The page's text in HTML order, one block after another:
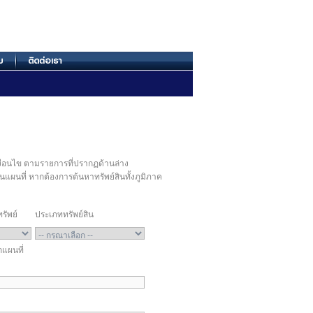
อนไข ตามรายการที่ปรากฏด้านล่าง
แผนที่ หากต้องการต้นหาทรัพย์สินทั้งภูมิภาค
รัพย์ ประเภททรัพย์สิน
แผนที่